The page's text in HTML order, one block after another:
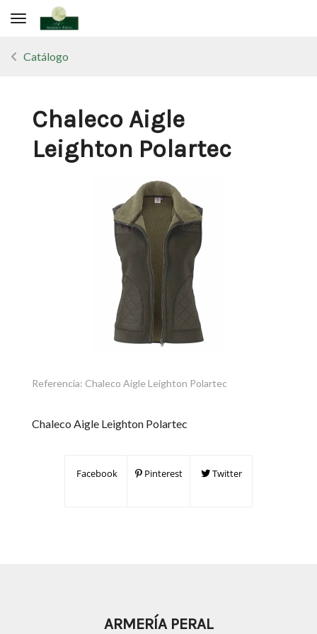
Toggle navigation
Catálogo
Chaleco Aigle
Leighton Polartec
Referencia: Chaleco Aigle Leighton Polartec
Chaleco Aigle Leighton Polartec
Facebook Pinterest Twitter
ARMERÍA PERAL